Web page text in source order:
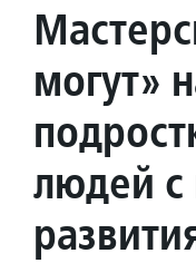
могут»
людей